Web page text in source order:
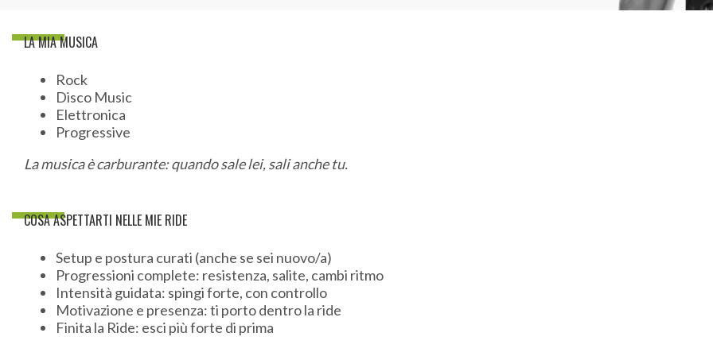
La sua ride è l’essenza della Boutique: struttura, progressione, intensità e
controllo.
Con lui non si pedala “a caso”. Ogni fase ha un senso. Ogni salita costruisce. Ogni
sprint ha un obiettivo.
È una ride completa, tecnica e coinvolgente, pensata per farti uscire più forte —
fisicamente e mentalmente.
LA MIA MUSICA
Rock
Disco Music
Elettronica
Progressive
La musica è carburante: quando sale lei, sali anche tu.
COSA ASPETTARTI NELLE MIE RIDE
Setup e postura curati (anche se sei nuovo/a)
Progressioni complete: resistenza, salite, cambi ritmo
Intensità guidata: spingi forte, con controllo
Motivazione e presenza: ti porto dentro la ride
Finita la Ride: esci più forte di prima